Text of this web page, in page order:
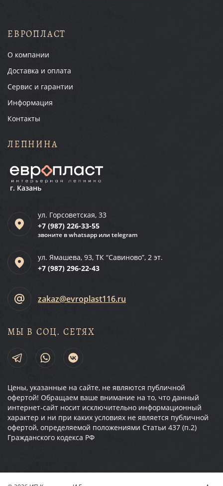
ЕВРОПЛАСТ
О компании
Доставка и оплата
Сервис и гарантии
Информация
Контакты
ЛЕПНИНА
г. Казань
ул. Горсоветская, 33
+7 (987) 226-33-55
звоните в whatsapp или telegram
ул. Ямашева, 93, ТК “Савиново”, 2 эт.
+7 (987) 296-22-43
zakaz@evroplast116.ru
МЫ В СОЦ. СЕТЯХ
Цены, указанные на сайте, не являются публичной
офертой! Обращаем ваше внимание на то, что данный
интернет-сайт носит исключительно информационный
характер и ни при каких условиях не является публичной
офертой, определяемой положениями Статьи 437 (п.2)
Гражданского кодекса РФ